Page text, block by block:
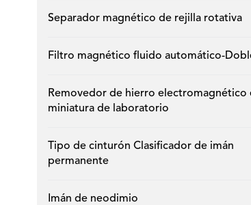
Separador magnético de rejilla rotativa
Filtro magnético fluido automático-
Removedor de hierro electromagnético
miniatura de laboratorio
Tipo de cinturón Clasificador de imán
permanente
Imán de neodimio